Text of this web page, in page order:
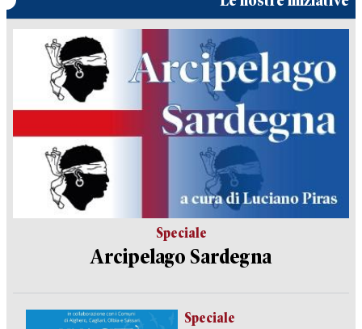
Speciale
Arcipelago Sardegna
Speciale